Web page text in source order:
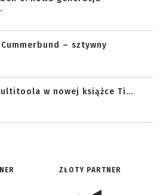
– sztywny
w nowej książce Ti...
ZŁOTY PARTNER